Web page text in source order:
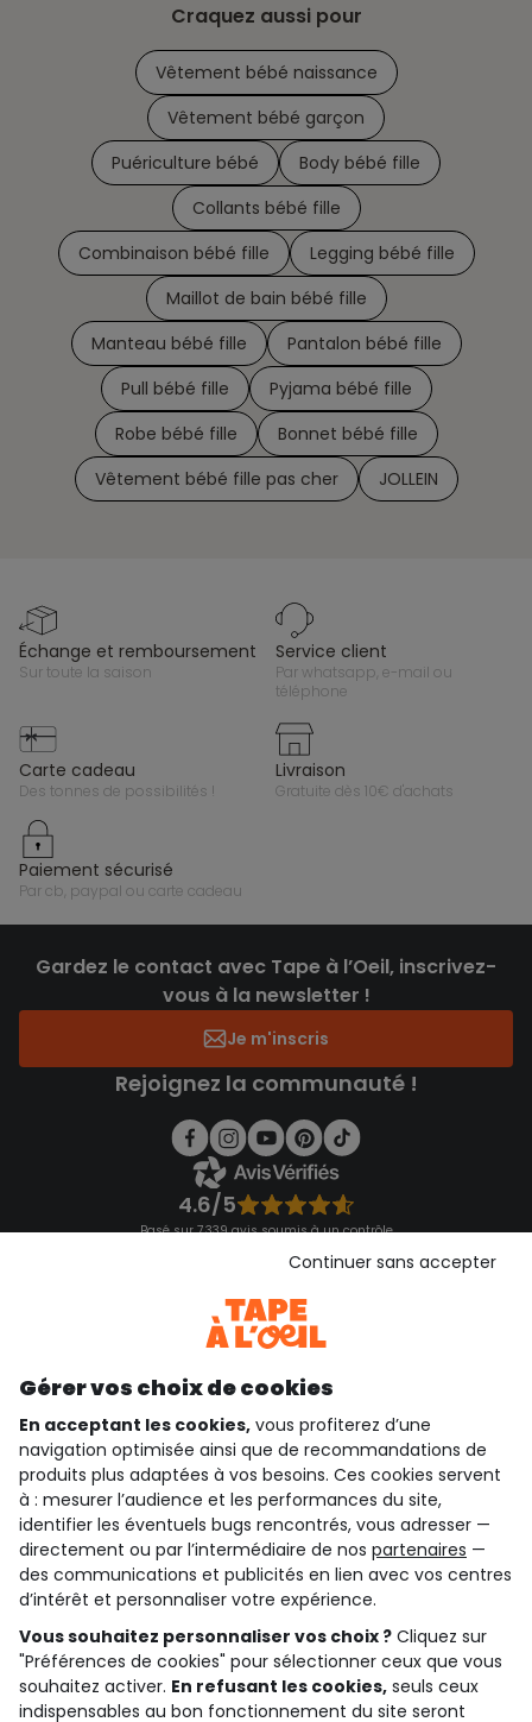
Craquez aussi pour
Vêtement bébé naissance
Vêtement bébé garçon
Puériculture bébé
Body bébé fille
Collants bébé fille
Combinaison bébé fille
Legging bébé fille
Maillot de bain bébé fille
Manteau bébé fille
Pantalon bébé fille
Pull bébé fille
Pyjama bébé fille
Robe bébé fille
Bonnet bébé fille
Vêtement bébé fille pas cher
JOLLEIN
échange et remboursement
sur toute la saison
service client
par whatsapp, e-mail ou
téléphone
carte cadeau
des tonnes de possibilités !
livraison
gratuite dès 10€ d'achats
paiement sécurisé
par cb, paypal ou carte cadeau
Gardez le contact avec Tape à l’Oeil, inscrivez-
vous à la newsletter !
Je m'inscris
Rejoignez la communauté !
4.6/5
Basé sur 7 339 avis soumis à un contrôle
Consulter les CGU
qui sommes-nous ?
besoin d'aide ?
le club fidélité
notre catalogue
Conditions générales de ventes et d'utilisation
Gérer vos choix de cookies
En acceptant les cookies, vous profiterez d’une
navigation optimisée ainsi que de recommandations de
produits plus adaptées à vos besoins. Ces cookies servent
à : mesurer l’audience et les performances du site,
identifier les éventuels bugs rencontrés, vous adresser —
directement ou par l’intermédiaire de nos partenaires —
des communications et publicités en lien avec vos centres
d’intérêt et personnaliser votre expérience.
Vous souhaitez personnaliser vos choix ? Cliquez sur
"Préférences de cookies" pour sélectionner ceux que vous
souhaitez activer. En refusant les cookies, seuls ceux
indispensables au bon fonctionnement du site seront
Continuer sans accepter